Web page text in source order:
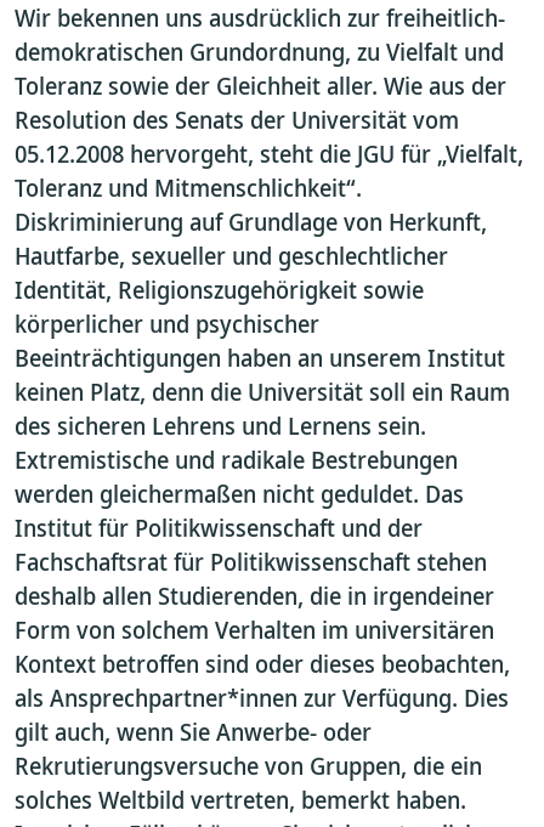
Wir bekennen uns ausdrücklich zur freiheitlich-
demokratischen Grundordnung, zu Vielfalt und
Toleranz sowie der Gleichheit aller. Wie aus der
Resolution des Senats der Universität vom
05.12.2008 hervorgeht, steht die JGU für „Vielfalt,
Toleranz und Mitmenschlichkeit“.
Diskriminierung auf Grundlage von Herkunft,
Hautfarbe, sexueller und geschlechtlicher
Identität, Religionszugehörigkeit sowie
körperlicher und psychischer
Beeinträchtigungen haben an unserem Institut
keinen Platz, denn die Universität soll ein Raum
des sicheren Lehrens und Lernens sein.
Extremistische und radikale Bestrebungen
werden gleichermaßen nicht geduldet. Das
Institut für Politikwissenschaft und der
Fachschaftsrat für Politikwissenschaft stehen
deshalb allen Studierenden, die in irgendeiner
Form von solchem Verhalten im universitären
Kontext betroffen sind oder dieses beobachten,
als Ansprechpartner*innen zur Verfügung. Dies
gilt auch, wenn Sie Anwerbe- oder
Rekrutierungsversuche von Gruppen, die ein
solches Weltbild vertreten, bemerkt haben.